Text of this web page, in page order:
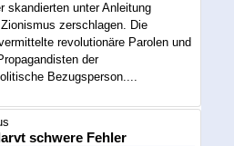
skandierten unter Anleitung
zerschlagen. Die
revolutionäre Parolen und
der
Bezugsperson....
schwere Fehler